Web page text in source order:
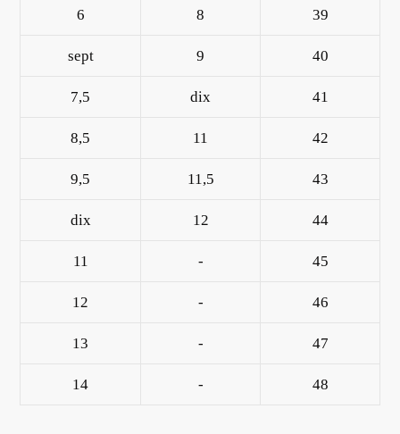
6 8 39
sept 9 40
7,5 dix 41
8,5 11 42
9,5 11,5 43
dix 12 44
11 - 45
12 - 46
13 - 47
14 - 48